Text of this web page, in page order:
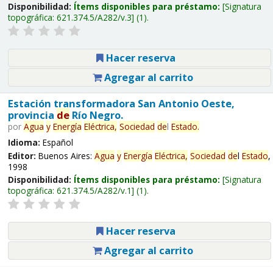
Disponibilidad: Ítems disponibles para préstamo: Signatura
topográfica: 621.374.5/A282/v.3 (1).
Hacer reserva
Agregar al carrito
Estación transformadora San Antonio Oeste,
provincia deRío Negro.
por Agua y Energía Eléctrica, Sociedad del Estado.
Idioma: Español
Editor: Buenos Aires: Agua y Energía Eléctrica, Sociedad del Estado,
1998
Disponibilidad: Ítems disponibles para préstamo: Signatura
topográfica: 621.374.5/A282/v.1 (1).
Hacer reserva
Agregar al carrito